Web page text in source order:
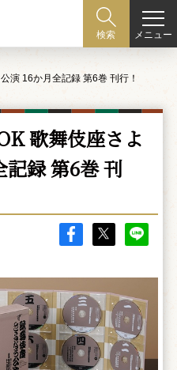
検索 メニュー
演 16か月全記録 第6巻 刊行！
歌舞伎座さよ
記録 第6巻 刊